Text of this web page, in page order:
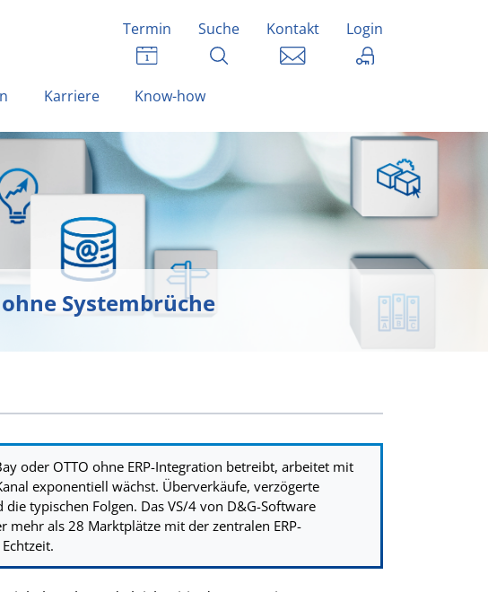
Termin Suche Kontakt Login
Karriere Know-how
Systembrüche
oder OTTO ohne ERP-Integration betreibt, arbeitet mit
exponentiell wächst. Überverkäufe, verzögerte
typischen Folgen. Das VS/4 von D&G-Software
als 28 Marktplätze mit der zentralen ERP-